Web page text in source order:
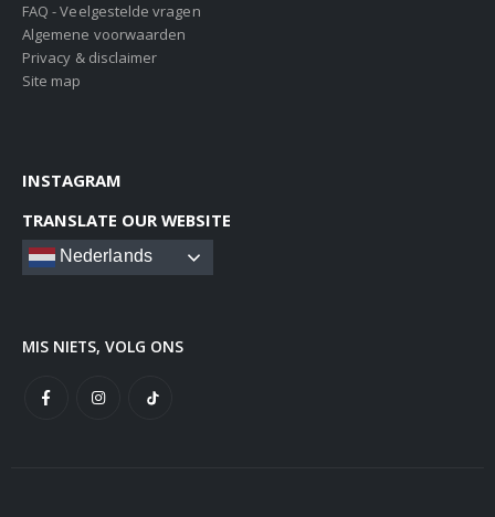
FAQ - Veelgestelde vragen
Algemene voorwaarden
Privacy & disclaimer
Site map
INSTAGRAM
TRANSLATE OUR WEBSITE
Nederlands
MIS NIETS, VOLG ONS